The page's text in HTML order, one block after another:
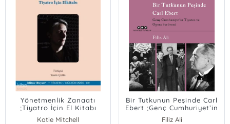
Yönetmenlik Zanaatı
;Tiyatro İçin El Kitabı
Katie Mitchell
Bir Tutkunun Peşinde Carl
Ebert ;Genç Cumhuriyet’in
Tiyatro ve Opera Serüveni
Filiz Ali